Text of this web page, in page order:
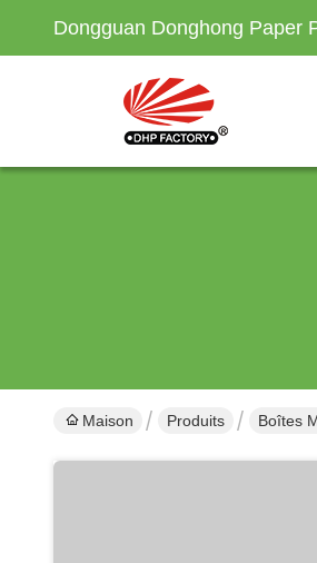
Dongguan Donghong Paper
Maison Produits Boîtes